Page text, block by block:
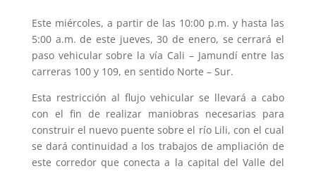
Este miércoles, a partir de las 10:00 p.m. y hasta las
5:00 a.m. de este jueves, 30 de enero, se cerrará el
paso vehicular sobre la vía Cali – Jamundí entre las
carreras 100 y 109, en sentido Norte – Sur.
Esta restricción al flujo vehicular se llevará a cabo
con el fin de realizar maniobras necesarias para
construir el nuevo puente sobre el río Lili, con el cual
se dará continuidad a los trabajos de ampliación de
este corredor que conecta a la capital del Valle del